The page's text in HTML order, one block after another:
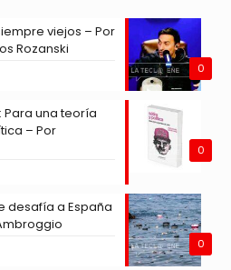
0
viejos – Por
Rozanski
0
Para una teoría
– Por
0
desafía a España